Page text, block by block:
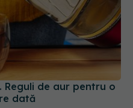
Reguli de aur pentru o
dată